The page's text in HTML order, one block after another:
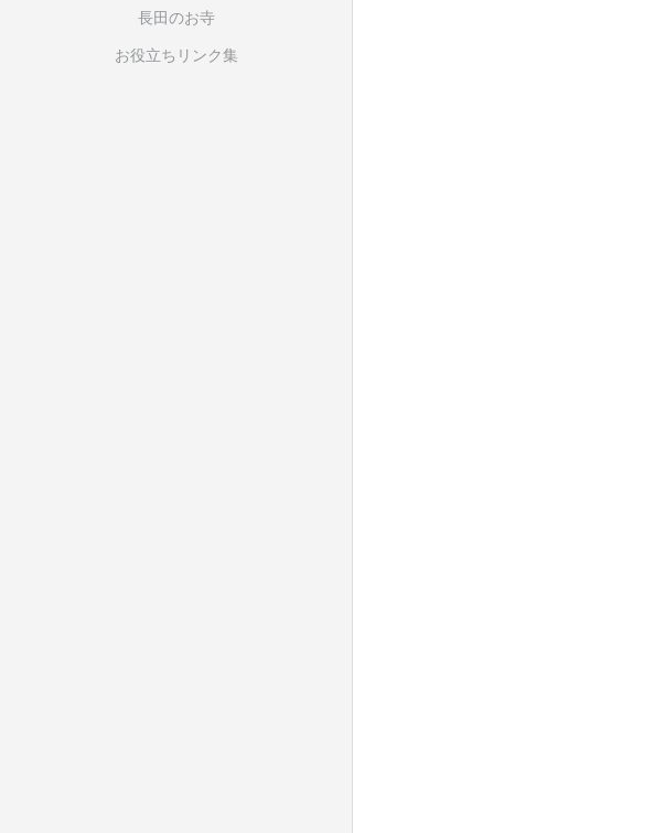
長田のお寺
お役立ちリンク集